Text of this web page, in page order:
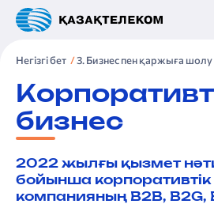
Негізгі бет 3. Бизнес пен қаржыға шолу
бизнес
2022 жылғы қызмет
бойынша корпоративтік
компанияның B2B, B2G,